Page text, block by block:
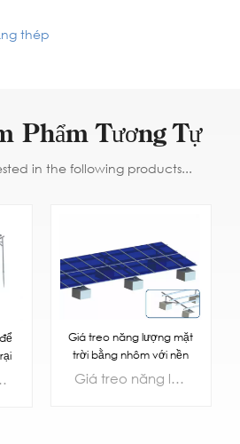
thép
Phẩm Tương Tự
in the following products...
trồng và không ảnh hưởng đến việc phát điện của nhà máy điện trên tiền đề đảm bảo năng suất của cây trồng.
Giá treo năng lượng mặt
trời bằng nhôm với nền
bê tông
Giá treo năng lượng mặt trời bằng nhôm với nền bê tông